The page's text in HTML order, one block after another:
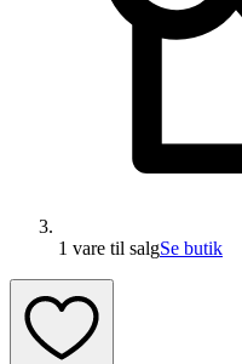
1 vare til salgSe butik